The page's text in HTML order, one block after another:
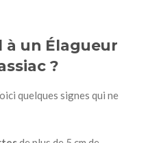
à un Élagueur
?
quelques signes qui ne